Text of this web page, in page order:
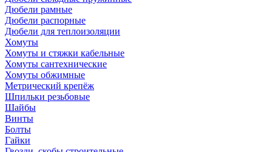
Дюбели рамные
Дюбели распорные
Дюбели для теплоизоляции
Хомуты
Хомуты и стяжки кабельные
Хомуты сантехнические
Хомуты обжимные
Метрический крепёж
Шпильки резьбовые
Шайбы
Винты
Болты
Гайки